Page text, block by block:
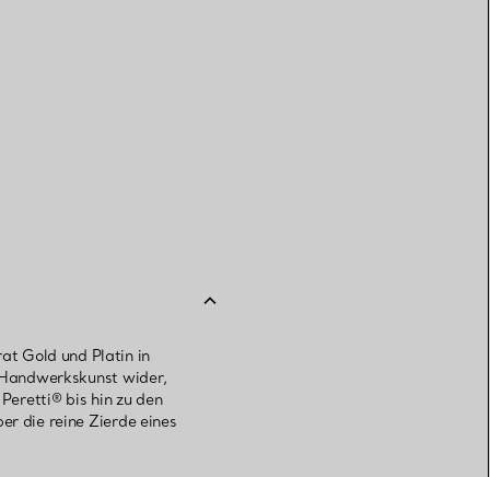
Gold und Platin in
wider,
bis hin zu den
die reine Zierde eines